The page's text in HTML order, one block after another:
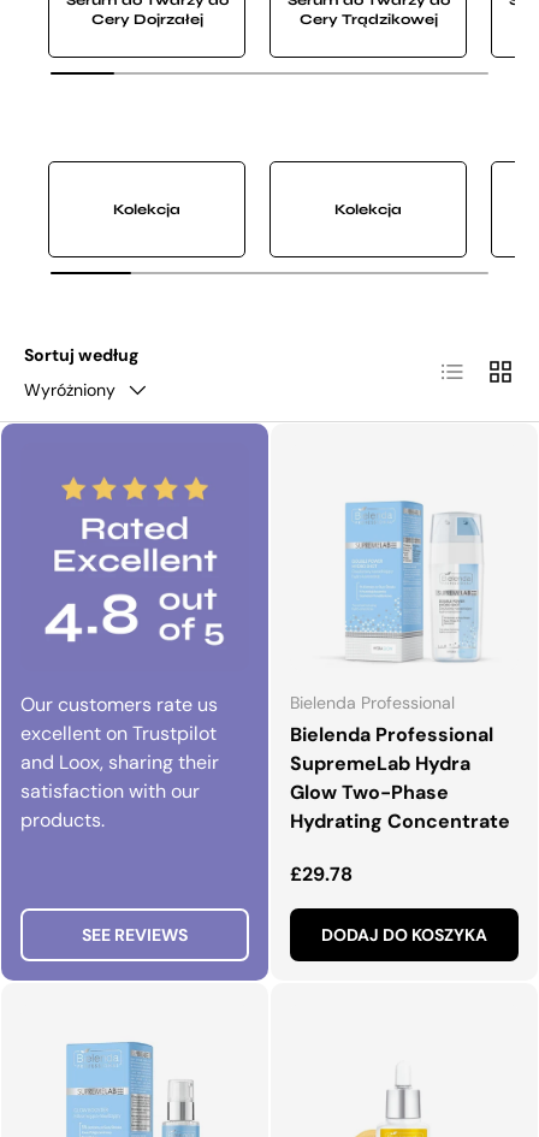
Cery Dojrzałej
Cery Trądzikowej
Kolekcja Kolekcja
Sortuj według
Wyróżniony
Lista Siatka
Our customers rate us
excellent on Trustpilot
and Loox, sharing their
satisfaction with our
products.
SEE REVIEWS
Bielenda Professional
Bielenda Professional
SupremeLab Hydra
Glow Two-Phase
Hydrating Concentrate
Normalna cena
£29.78
DODAJ DO KOSZYKA